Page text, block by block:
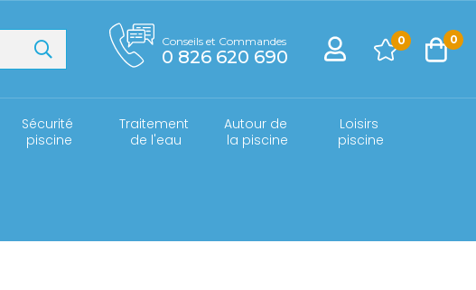
Conseils et Commandes
0 826 620 690
0 0
Sécurité
piscine
Traitement
de l'eau
Autour de
la piscine
Loisirs
piscine